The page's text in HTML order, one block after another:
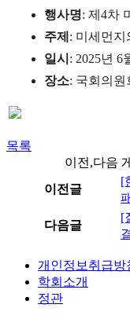
행사명:제4차
주제 : 미세먼지
일시 : 2025년 6
장소: 국회의원
목록
이전,다음
이전글
[
다음글
[
개인정보취급방
학회소개
정관